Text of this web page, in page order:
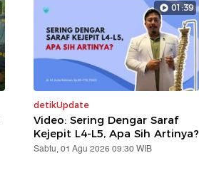
01:39
detikUpdate
Video: Sering Dengar Saraf
Kejepit L4-L5, Apa Sih Artinya?
Sabtu, 01 Agu 2026 09:30 WIB